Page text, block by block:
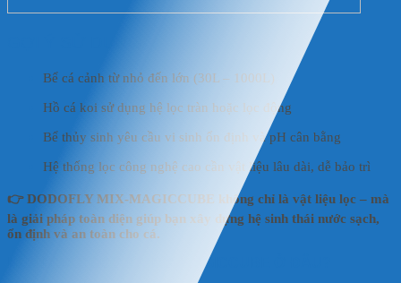
Bể cá cảnh từ nhỏ đến lớn (30L – 1000L)
Hồ cá koi sử dụng hệ lọc tràn hoặc lọc động
Bể thủy sinh yêu cầu vi sinh ổn định và pH cân bằng
Hệ thống lọc công nghệ cao cần vật liệu lâu dài, dễ bảo trì
👉 DODOFLY MIX-MAGICCUBE không chỉ là vật liệu lọc – mà
là giải pháp toàn diện giúp bạn xây dựng hệ sinh thái nước sạch,
ổn định và an toàn cho cá.
DODOFLY MIX-MAGICCUBE